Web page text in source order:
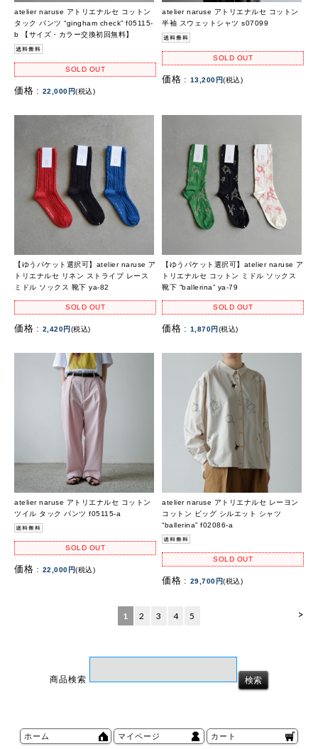
atelier naruse アトリエナルセ コットン
タック パンツ “gingham check” f05115-
b 【サイズ・カラー交換初回無料】
SOLD OUT
価格 : 22,000円(税込)
atelier naruse アトリエナルセ コットン
半袖 スウェットシャツ s07099
SOLD OUT
価格 : 13,200円(税込)
【ゆうパケット選択可】atelier naruse ア
トリエナルセ リネン ストライプ レース
ミドル ソックス 靴下 ya-82
SOLD OUT
価格 : 2,420円(税込)
【ゆうパケット選択可】atelier naruse ア
トリエナルセ コットン ミドル ソックス
靴下 “ballerina” ya-79
SOLD OUT
価格 : 1,870円(税込)
atelier naruse アトリエナルセ コットン
ツイル タック パンツ f05115-a
SOLD OUT
価格 : 22,000円(税込)
atelier naruse アトリエナルセ レーヨン
コットン ビッグ シルエット シャツ
“ballerina” f02086-a
SOLD OUT
価格 : 29,700円(税込)
>
1 2 3 4 5
商品検索
ホーム マイページ カート